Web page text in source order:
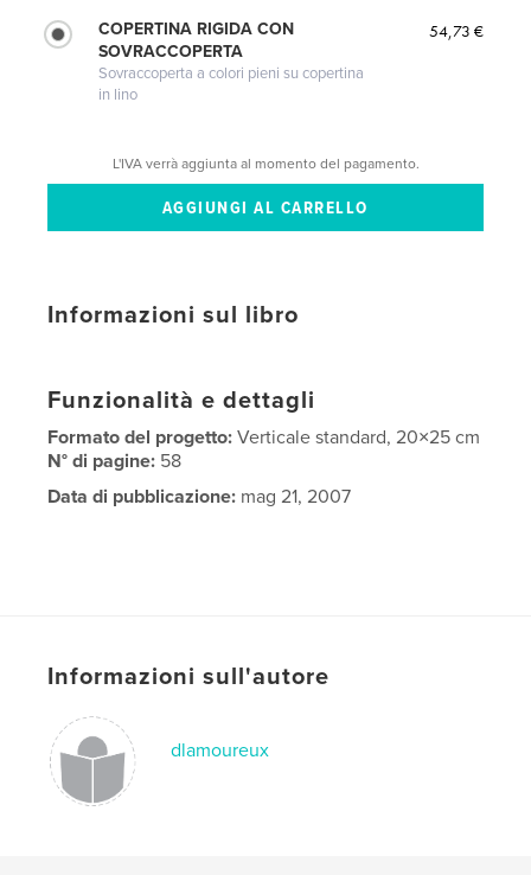
COPERTINA RIGIDA CON
SOVRACCOPERTA
Sovraccoperta a colori pieni su copertina
in lino
54,73 €
L'IVA verrà aggiunta al momento del pagamento.
Informazioni sul libro
Funzionalità e dettagli
Formato del progetto:Verticale standard, 20×25 cm
N° di pagine: 58
Data di pubblicazione: mag 21, 2007
Informazioni sull'autore
dlamoureux